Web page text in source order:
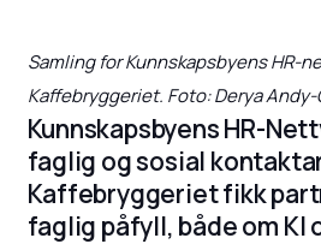
Samling for Kunnskapsbyens HR-
Kaffebryggeriet. Foto: Derya Andy-
Kunnskapsbyens HR-
faglig og sosial
Kaffebryggeriet fikk
faglig påfyll, både om KI